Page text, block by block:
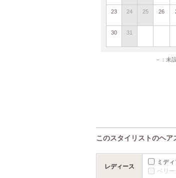
23 24 25 26
30 31
－ ：未
このスタイリストのヘア
レディース
ミデ
ベリー